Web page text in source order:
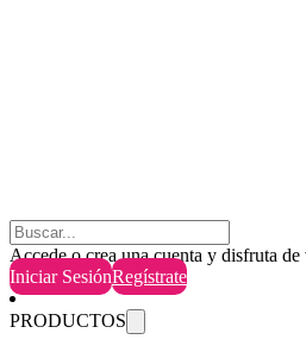
Buscar
Accede o crea una cuenta y disfruta de
Iniciar SesiónRegístrate
PRODUCTOS